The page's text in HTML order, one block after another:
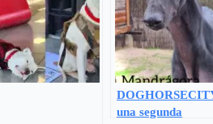
una segunda